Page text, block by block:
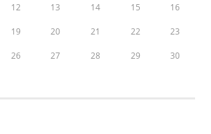
12 13 14 15 16
19 20 21 22 23
26 27 28 29 30